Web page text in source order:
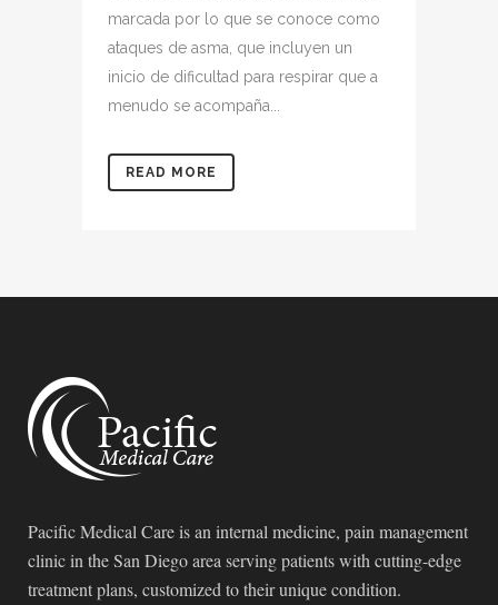
marcada por lo que se conoce como
ataques de asma, que incluyen un
inicio de dificultad para respirar que a
menudo se acompaña...
READ MORE
Pacific Medical Care is an internal medicine, pain management
clinic in the San Diego area serving patients with cutting-edge
treatment plans, customized to their unique condition.